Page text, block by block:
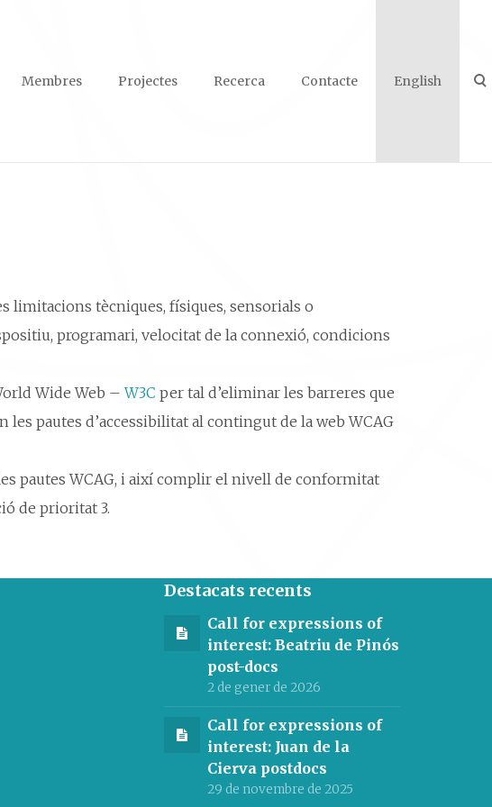
Membres Projectes Recerca Contacte English
limitacions tècniques, físiques, sensorials o
programari, velocitat de la connexió, condicions
Wide Web –W3C per tal d’eliminar les barreres que
pautes d’accessibilitat al contingut de la web WCAG
pautes WCAG, i així complir el nivell de conformitat
de prioritat 3.
Destacats recents
Call for expressions of
interest: Beatriu de Pinós
post-docs
2 de gener de 2026
Call for expressions of
interest: Juan de la
Cierva postdocs
29 de novembre de 2025